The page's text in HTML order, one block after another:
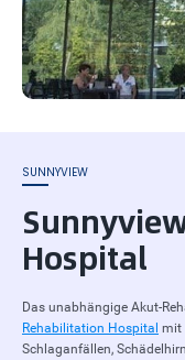
SUNNYVIEW
Hospital
Das unabhängige Akut-
Rehabilitation Hospital mit
Schlaganfällen,